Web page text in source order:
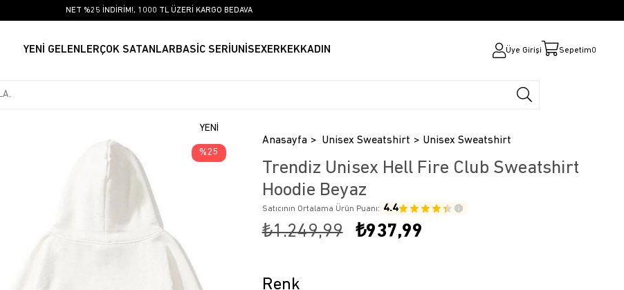
NET %25 İNDİRİM!, 1000 TL ÜZERİ KARGO BEDAVA
YENİ GELENLERÇOK SATANLARBASİC SERİ UNİSEXERKEKKADIN Üye Girişi Sepetim0
YENI
ÜRÜN
25
Anasayfa Unisex Sweatshirt Unisex Sweatshirt
Trendiz Unisex Hell Fire Club Sweatshirt
Hoodie Beyaz
Satıcının Ortalama Ürün Puanı: 4.4
₺1.249,99 ₺937,99